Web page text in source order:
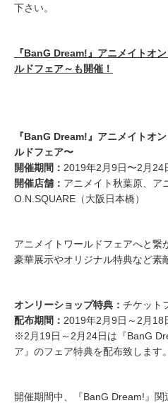
下さい。
『BanG Dream!』アニメイトオ
ルドフェア～も開催！
『BanG Dream!』アニメイトオ
ルドフェア〜
開催期間： 2019年2月9日〜2月24
開催店舗： アニメイト秋葉原、ア
O.N.SQUARE（大阪日本橋）
アニメイトワールドフェアへと繋
豪華展示やオリジナル特典など素
オンリーショップ特典： チケット
配布期間： 2019年2月9日～2月18
※2月19日～2月24日は『BanG
ア』のフェア特典を配布致します。
開催期間中、『BanG Dream!』